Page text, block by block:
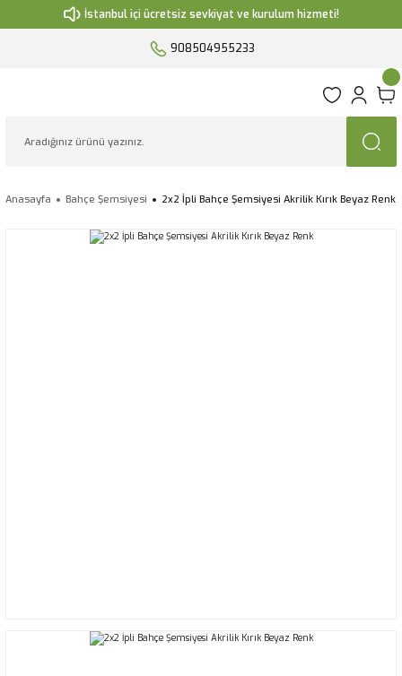
İstanbul içi ücretsiz sevkiyat ve kurulum hizmeti!
908504955233
Anasayfa Bahçe Şemsiyesi 2x2 İpli Bahçe Şemsiyesi Akrilik Kırık Beyaz Renk